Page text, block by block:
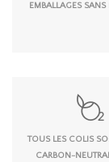
EMBALLAGES SANS
TOUS LES COLIS
CARBON-